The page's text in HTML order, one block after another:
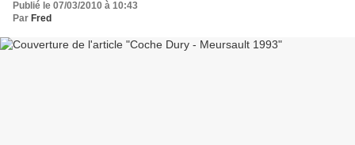
Publié le 07/03/2010 à 10:43
Par Fred